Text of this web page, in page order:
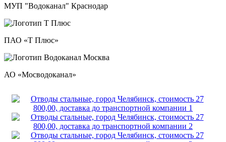
МУП "Водоканал" Краснодар
ПАО «Т Плюс»
АО «Мосводоканал»